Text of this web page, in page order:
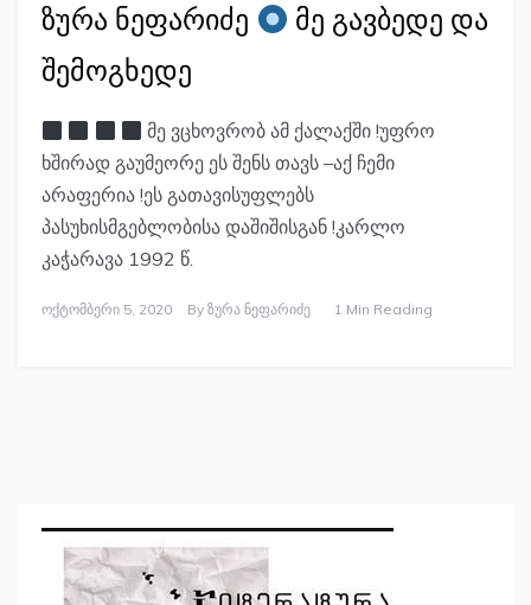
ზურა ნეფარიძე
მე გავბედე და
შემოგხედე
მე ვცხოვრობ ამ ქალაქში !უფრო
ხშირად გაუმეორე ეს შენს თავს –აქ ჩემი
არაფერია !ეს გათავისუფლებს
პასუხისმგებლობისა დაშიშისგან !კარლო
კაჭარავა 1992 წ.
Ოქტომბერი 5, 2020 By Ზურა Ნეფარიძე 1 Min Reading